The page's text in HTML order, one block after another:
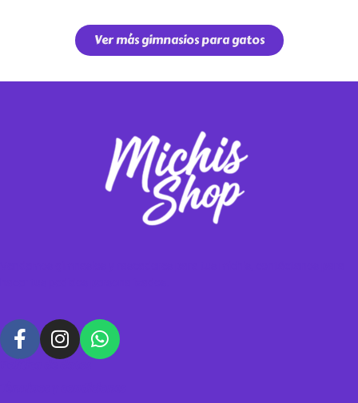
Ver más gimnasios para gatos